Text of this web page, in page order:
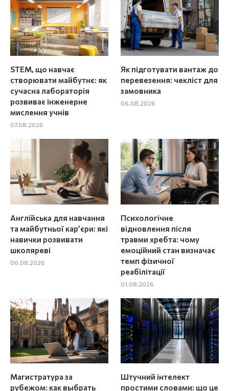
STEM, що навчає
створювати майбутнє: як
сучасна лабораторія
розвиває інженерне
мислення учнів
07.08.2026
Як підготувати вантаж до
перевезення: чекліст для
замовника
06.08.2026
Англійська для навчання
та майбутньої кар’єри: які
навички розвивати
школяреві
06.08.2026
Психологічне
відновлення після
травми хребта: чому
емоційний стан визначає
темп фізичної
реабілітації
01.08.2026
Магистратура за
рубежом: как выбрать
Штучний інтелект
простими словами: що це